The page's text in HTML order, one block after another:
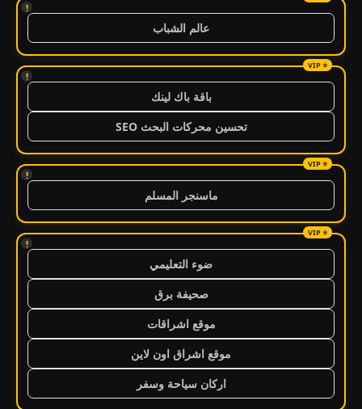
!
عالم الشباب
!
باقة باك لينك
تحسين محركات البحث SEO
!
ماسنجر المسلم
!
ضوء التعليمي
صحيفة برق
موقع اشراقات
موقع اشراق اون لاين
اركان سياحة وسفر